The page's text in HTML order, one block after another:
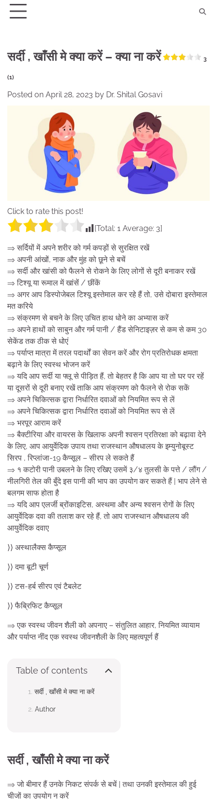
Skip
सर्दी , खाँसी मे क्या करें – क्या ना करें 3
(1)
Posted on April 28, 2023 by Dr. Shital Gosavi
Click to rate this post!
[Total: 1 Average: 3]
⇒ सर्दियों में अपने शरीर को गर्म कपड़ों से सुरक्षित रखें
⇒ अपनी आंखों, नाक और मुंह को छूने से बचें
⇒ सर्दी और खांसी को फैलने से रोकने के लिए लोगों से दूरी बनाकर रखें
⇒ टिश्यू या रूमाल में खांसें / छींकें
⇒ अगर आप डिस्पोजेबल टिश्यू इस्तेमाल कर रहे हैं तो, उसे दोबारा इस्तेमाल
मत करिये
⇒ संक्रमण से बचने के लिए उचित हाथ धोने का अभ्यास करें
⇒ अपने हाथों को साबुन और गर्म पानी / हैंड सेनिटाइज़र से कम से कम 30
सेकेंड तक ठीक से धोएं
⇒ पर्याप्त मात्रा में तरल पदार्थों का सेवन करें और रोग प्रतिरोधक क्षमता
बढ़ाने के लिए स्वस्थ भोजन करें
⇒ यदि आप सर्दी या फ्लू से पीड़ित हैं, तो बेहतर है कि आप या तो घर पर रहें
या दूसरों से दूरी बनाए रखें ताकि आप संक्रमण को फैलने से रोक सकें
⇒ अपने चिकित्सक द्वारा निर्धारित दवाओं को नियमित रूप से लें
⇒ अपने चिकित्सक द्वारा निर्धारित दवाओं को नियमित रूप से लें
⇒ भरपूर आराम करें
⇒ बैक्टीरिया और वायरस के खिलाफ अपनी श्वसन प्रतिरक्षा को बढ़ावा देने
के लिए, आप आयुर्वेदिक उपाय तथा राजस्थान औषधालय के इम्युनोबूस्ट
सिरप , रिप्लांजा-19 कैप्सूल – सीरप ले सकते हैं
⇒ १ कटोरी पानी उबलने के लिए रखिए उसमें ३/४ तुलसी के पत्ते / लौंग /
नीलगिरी तेल की बुँदे इस पानी की भाप का उपयोग कर सकते हैं | भाप लेने से
बलगम साफ होता है
⇒ यदि आप एलर्जी ब्रोंकाइटिस, अस्थमा और अन्य श्वसन रोगों के लिए
आयुर्वेदिक दवा की तलाश कर रहे हैं, तो आप राजस्थान औषधालय की
आयुर्वेदिक दवाए
⟩⟩ अस्थालैक्स कैप्सूल
⟩⟩ दमा बूटी चूर्ण
⟩⟩ टस-हर्ब सीरप एवं टैबलेट
⟩⟩ फैब्रिफिट कैप्सूल
⇒ एक स्वस्थ जीवन शैली को अपनाए – संतुलित आहार, नियमित व्यायाम
और पर्याप्त नींद एक स्वस्थ जीवनशैली के लिए महत्वपूर्ण हैं
Table of contents
सर्दी , खाँसी मे क्या ना करें
Author
सर्दी , खाँसी मे क्या ना करें
⇒ जो बीमार हैं उनके निकट संपर्क से बचें | तथा उनकी इस्तेमाल की हुई
चीजों का उपयोग न करें